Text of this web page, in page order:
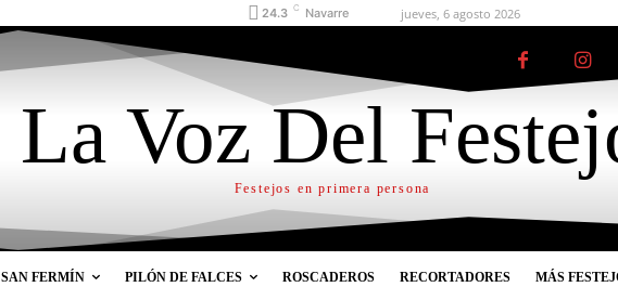
24.3 C Navarre jueves, 6 agosto 2026
La Voz Del
Festejos en primera persona
SAN FERMÍN PILÓN DE FALCES ROSCADEROS RECORTADORES MÁS